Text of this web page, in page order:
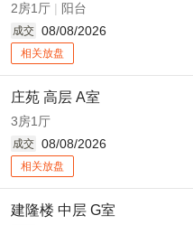
2房1厅 | 阳台
成交 08/08/2026
相关放盘
庄苑 高层 A室
3房1厅
成交 08/08/2026
相关放盘
建隆楼 中层 G室